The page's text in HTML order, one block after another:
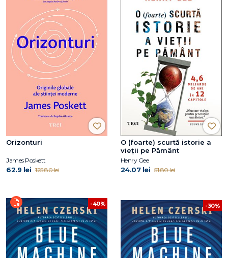
Orizonturi
James Poskett
62.9 lei 125.80 lei
O (foarte) scurtă istorie a
vieții pe Pământ
Henry Gee
24.07 lei 51.80 lei
-40% -30%